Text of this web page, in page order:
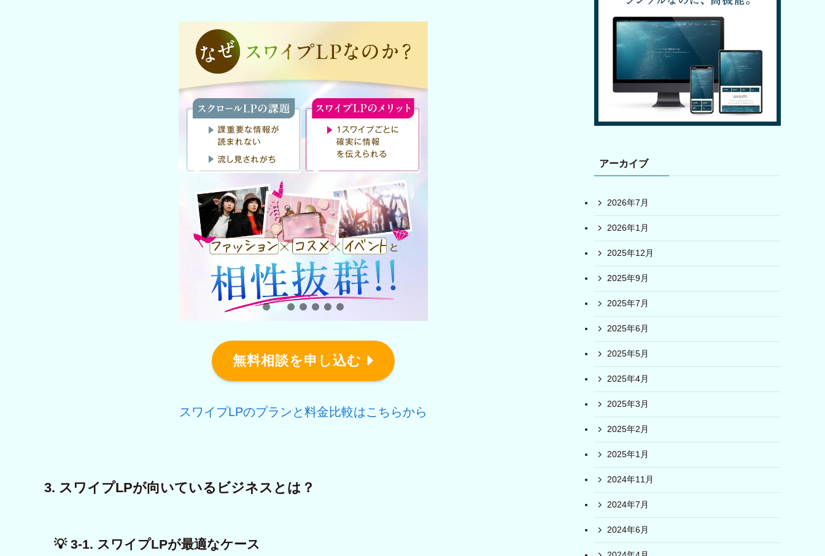
無料相談を申し込む
スワイプLPのプランと料金比較はこちらから
3. スワイプLPが向いているビジネスとは？
💡 3-1. スワイプLPが最適なケース
アーカイブ
2026年7月
2026年1月
2025年12月
2025年9月
2025年7月
2025年6月
2025年5月
2025年4月
2025年3月
2025年2月
2025年1月
2024年11月
2024年7月
2024年6月